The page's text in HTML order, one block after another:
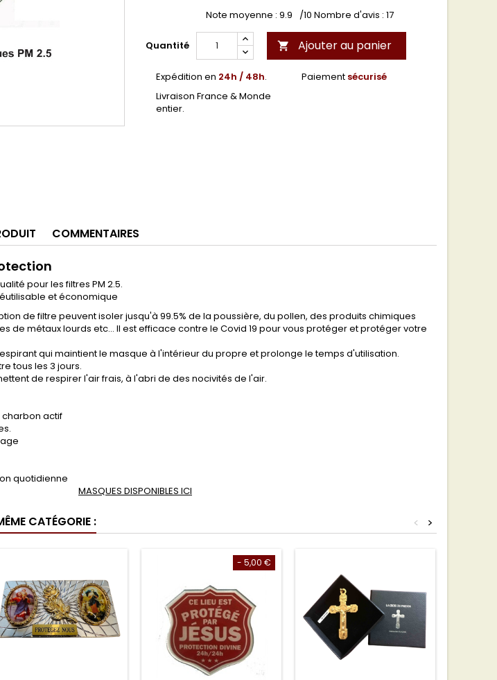
Note moyenne : 9.9 /10 Nombre d'avis : 17
Quantité  Ajouter au panier
Expédition en 24h / 48h.
Livraison France & Monde
entier.
Paiement sécurisé
COMMENTAIRES
pour les filtres PM 2.5.
et économique
de filtre peuvent isoler jusqu'à 99.5% de la poussière, du pollen, des produits chimiques
de métaux lourds etc... Il est efficace contre le Covid 19 pour vous protéger et protéger votre
qui maintient le masque à l'intérieur du propre et prolonge le temps d'utilisation.
tous les 3 jours.
de respirer l'air frais, à l'abri de des nocivités de l'air.
charbon actif
quotidienne
MASQUES DISPONIBLES ICI
CATÉGORIE : >
<
- 5,00 €